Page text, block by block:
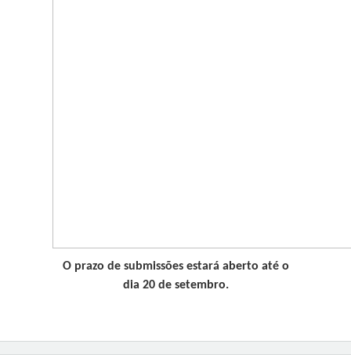
O prazo de submissões estará aberto até o
dia 20 de setembro.